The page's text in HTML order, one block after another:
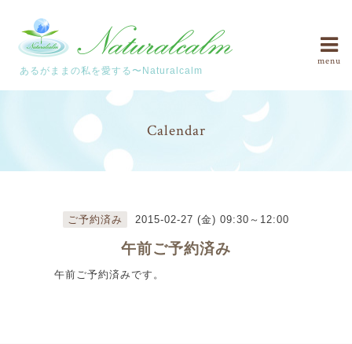
あるがままの私を愛する〜Naturalcalm
menu
Calendar
ご予約済み 2015-02-27 (金) 09:30～12:00
午前ご予約済み
午前ご予約済みです。